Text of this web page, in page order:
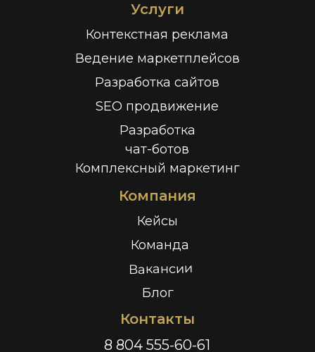
Услуги
Контекстная реклама
Ведение маркетплейсов
Разработка сайтов
SEO продвижение
Разработка
чат-ботов
Комплексный маркетинг
Компания
Кейсы
Команда
Блог
Вакансии
Контакты
8 804 555-60-61